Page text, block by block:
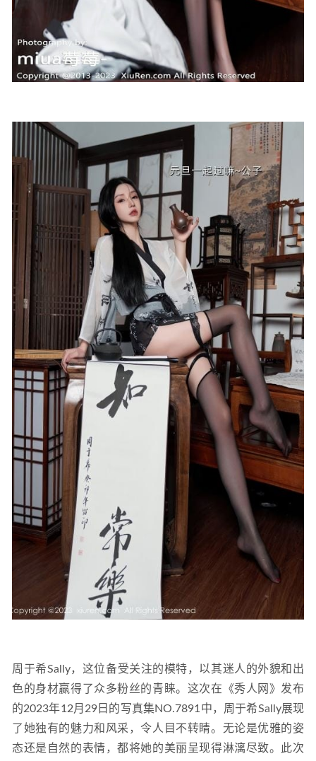
周于希Sally，这位备受关注的模特，以其迷人的外貌和出
色的身材赢得了众多粉丝的青睐。这次在《秀人网》发布
的2023年12月29日的写真集NO.7891中，周于希Sally展现
了她独有的魅力和风采，令人目不转睛。无论是优雅的姿
态还是自然的表情，都将她的美丽呈现得淋漓尽致。此次